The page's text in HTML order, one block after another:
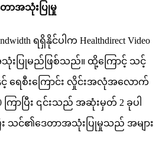
တအသ ပမ
ရရနငပ က Healthdirect Video
သ ပမည ဖစသည။ ထကင သင
င ရစကင လငအလအလက
က ပ ၎ငသည အဆမတ 2 ခပ
သင၏ဒတအသ ပမသည အမ